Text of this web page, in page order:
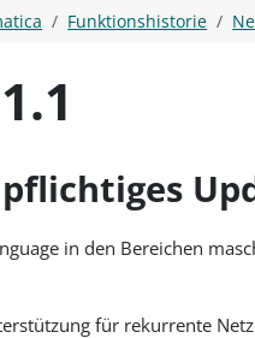
Funktionshistorie
in den Bereichen
für rekurrente